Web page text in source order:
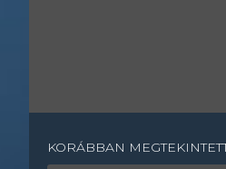
KORÁBBAN